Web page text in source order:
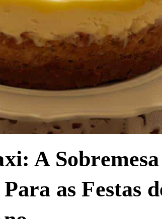
A Sobremesa
as Festas